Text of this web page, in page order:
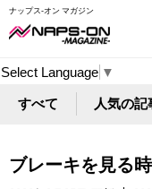
ナップス-オン マガジン
Select Language ▼
すべて 人気の記
ブレーキを見る